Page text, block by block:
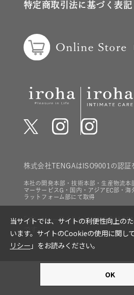
Online Store
株式会社TENGAはISO9001の認証
本社の開発本部・技術本部・生産物流本
マーサービスG・国内・アジアEC部・海
ラットフォーム部にて取得
「プレジャーアイテム」は株式会社
です。
特定商取引法に基づく表記